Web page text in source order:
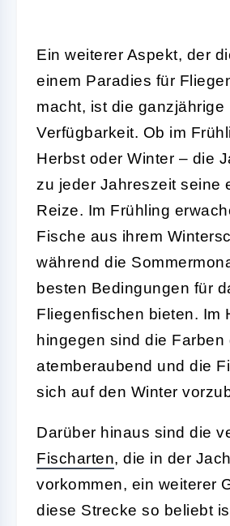
Ein weiterer Aspekt, der
einem Paradies für
macht, ist die ganzjährige
Verfügbarkeit. Ob im
Herbst oder Winter – die
zu jeder Jahreszeit seine
Reize. Im Frühling
Fische aus ihrem
während die
besten Bedingungen für
Fliegenfischen bieten. Im
hingegen sind die Farben
atemberaubend und die
sich auf den Winter
Darüber hinaus sind die
Fischarten, die in der
vorkommen, ein weiterer
diese Strecke so beliebt